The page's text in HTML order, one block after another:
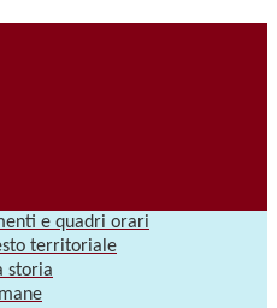
e quadri orari
territoriale
storia